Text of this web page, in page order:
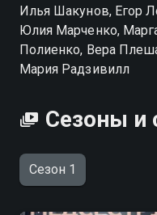
Илья Шакунов, Егор
Юлия Марченко,
Полиенко, Вера
Мария Радзивилл
Сезоны и
Сезон 1